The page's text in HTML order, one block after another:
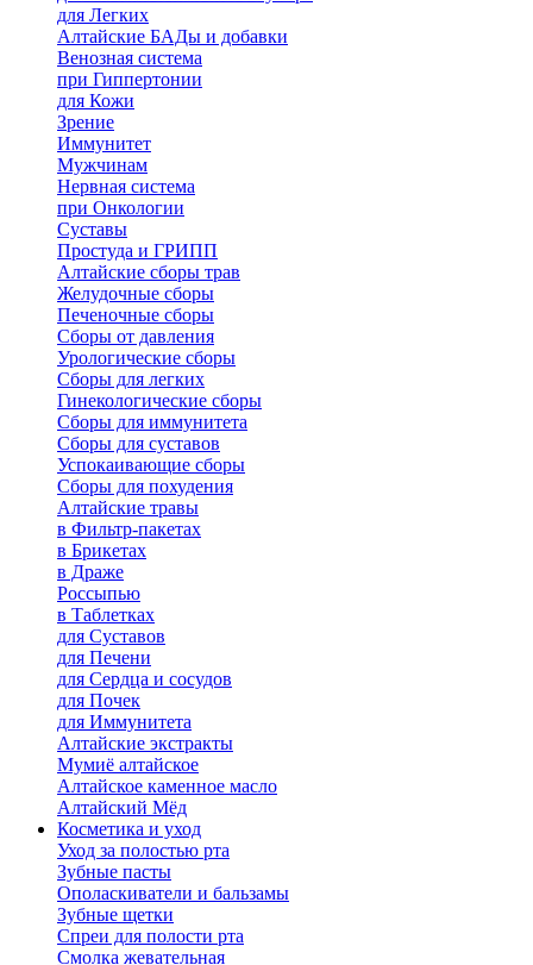
для Легких
Алтайские БАДы и добавки
Венозная система
при Гиппертонии
для Кожи
Зрение
Иммунитет
Мужчинам
Нервная система
при Онкологии
Суставы
Простуда и ГРИПП
Алтайские сборы трав
Желудочные сборы
Печеночные сборы
Сборы от давления
Урологические сборы
Сборы для легких
Гинекологические сборы
Сборы для иммунитета
Сборы для суставов
Успокаивающие сборы
Сборы для похудения
Алтайские травы
в Фильтр-пакетах
в Брикетах
в Драже
Россыпью
в Таблетках
для Cуставов
для Печени
для Сердца и сосудов
для Почек
для Иммунитета
Алтайские экстракты
Мумиё алтайское
Алтайское каменное масло
Алтайский Мёд
Косметика и уход
Уход за полостью рта
Зубные пасты
Ополаскиватели и бальзамы
Зубные щетки
Спреи для полости рта
Смолка жевательная